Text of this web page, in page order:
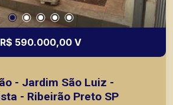
R$ 590.000,00 V
Jardim São Luiz -
- Ribeirão Preto SP